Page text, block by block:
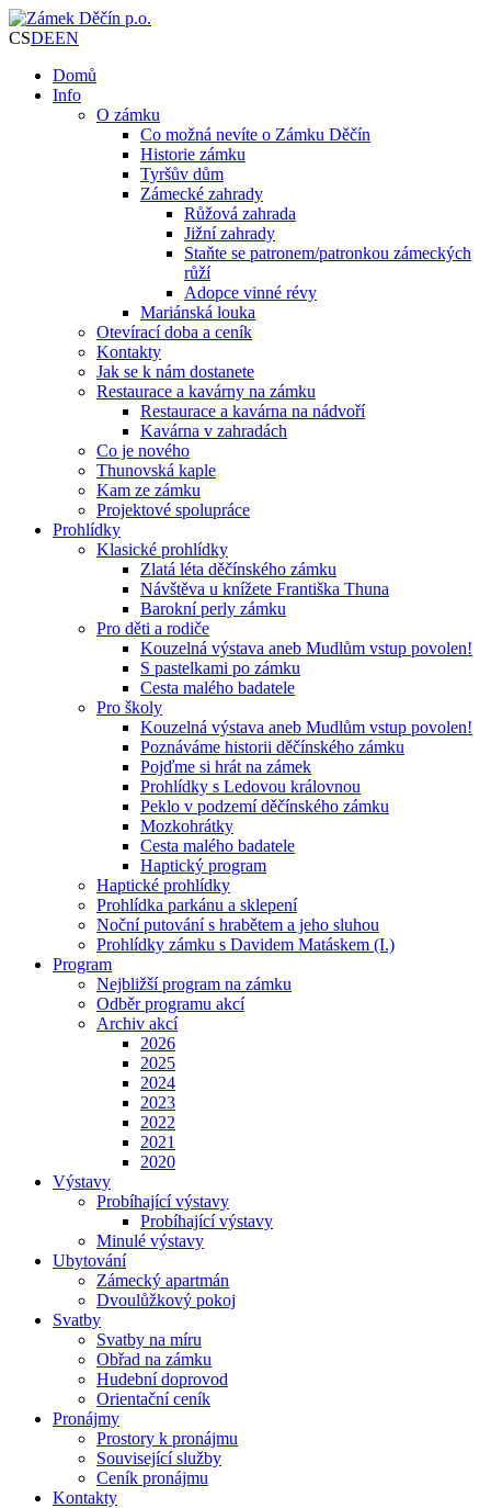
CSDEEN
Domů
Info
O zámku
Co možná nevíte o Zámku Děčín
Historie zámku
Tyršův dům
Zámecké zahrady
Růžová zahrada
Jižní zahrady
Staňte se patronem/patronkou zámeckých
růží
Adopce vinné révy
Mariánská louka
Otevírací doba a ceník
Kontakty
Jak se k nám dostanete
Restaurace a kavárny na zámku
Restaurace a kavárna na nádvoří
Kavárna v zahradách
Co je nového
Thunovská kaple
Kam ze zámku
Projektové spolupráce
Prohlídky
Klasické prohlídky
Zlatá léta děčínského zámku
Návštěva u knížete Františka Thuna
Barokní perly zámku
Pro děti a rodiče
Kouzelná výstava aneb Mudlům vstup povolen!
S pastelkami po zámku
Cesta malého badatele
Pro školy
Kouzelná výstava aneb Mudlům vstup povolen!
Poznáváme historii děčínského zámku
Pojďme si hrát na zámek
Prohlídky s Ledovou královnou
Peklo v podzemí děčínského zámku
Mozkohrátky
Cesta malého badatele
Haptický program
Haptické prohlídky
Prohlídka parkánu a sklepení
Noční putování s hrabětem a jeho sluhou
Prohlídky zámku s Davidem Matáskem (I.)
Program
Nejbližší program na zámku
Odběr programu akcí
Archiv akcí
2026
2025
2024
2023
2022
2021
2020
Výstavy
Probíhající výstavy
Probíhající výstavy
Minulé výstavy
Ubytování
Zámecký apartmán
Dvoulůžkový pokoj
Svatby
Svatby na míru
Obřad na zámku
Hudební doprovod
Orientační ceník
Pronájmy
Prostory k pronájmu
Související služby
Ceník pronájmu
Kontakty